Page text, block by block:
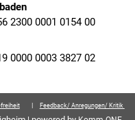
2300 0001 0154 00
0000 0003 3827 02
Feedback/ Anregungen/ Kritik